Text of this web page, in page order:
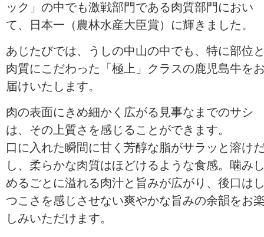
ック」の中でも激戦部門である肉質部門におい
て、日本一（農林水産大臣賞）に輝きました。
あじたびでは、うしの中山の中でも、特に部位
肉質にこだわった「極上」クラスの鹿児島牛を
届けいたします。
肉の表面にきめ細かく広がる見事なまでのサシ
は、その上質さを感じることができます。
口に入れた瞬間に甘く芳醇な脂がサラッと溶け
し、柔らかな肉質はほどけるような食感。噛み
めるごとに溢れる肉汁と旨みが広がり、後口は
つこさを感じさせない爽やかな旨みの余韻をお
しみいただけます。